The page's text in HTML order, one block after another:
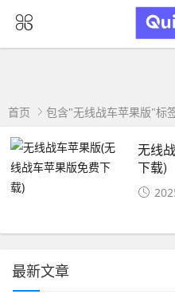
首页 包含"无线战车苹果版"标
无线
下载)
最新文章